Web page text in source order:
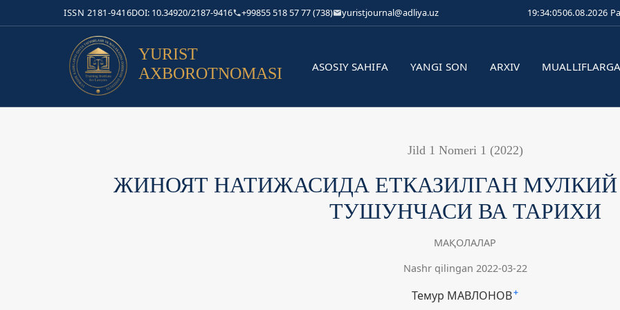
ISSN 2181-9416DOI: 10.34920/2187-9416 +99855 518 57 77 (738) yuristjournal@adliya.uz 19:34:0606.08.2026
YURIST
AXBOROTNOMASI
ASOSIY SAHIFA YANGI SON ARXIV MUALLIFLARGA
Jild 1 Nomeri 1 (2022)
ЖИНОЯТ НАТИЖАСИДА ЕТКАЗИЛГАН
ТУШУНЧАСИ ВА ТАРИХИ
МАҚОЛАЛАР
Nashr qilingan 2022-03-22
Темур МАВЛОНОВ+